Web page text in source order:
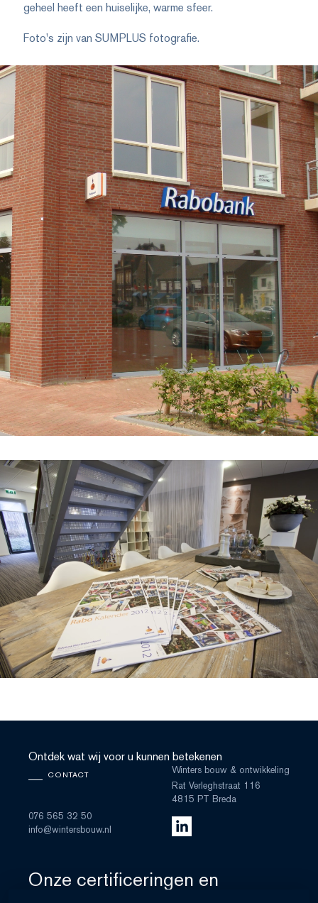
geheel heeft een huiselijke, warme sfeer.
Foto's zijn van SUMPLUS fotografie.
Ontdek wat wij voor u kunnen betekenen
CONTACT
076 565 32 50
info@wintersbouw.nl
Winters bouw & ontwikkeling
Rat Verleghstraat 116
4815 PT Breda
Onze certificeringen en